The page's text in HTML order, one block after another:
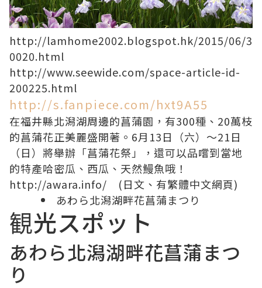
http://lamhome2002.blogspot.hk/2015/06/3
0020.html
http://www.seewide.com/space-article-id-
200225.html
http://s.fanpiece.com/hxt9A55
在福井縣北潟湖周邊的菖蒲園，有300種、20萬枝
的菖蒲花正美麗盛開著。6月13日（六）～21日
（日）將舉辦「菖蒲花祭」，還可以品嚐到當地
的特產哈密瓜、西瓜、天然鰻魚哦！
http://awara.info/ (日文、有繁體中文網頁)
あわら北潟湖畔花菖蒲まつり
観光スポット
あわら北潟湖畔花菖蒲まつ
り